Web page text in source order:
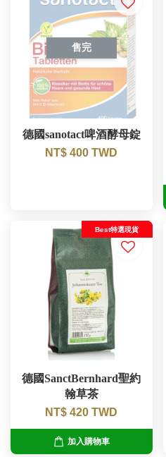
售完
德國sanotact啤酒酵母錠
NT$ 400 TWD
Best特選現貨
德國SanctBernhard聖約
翰草茶
NT$ 420 TWD
加入購物車